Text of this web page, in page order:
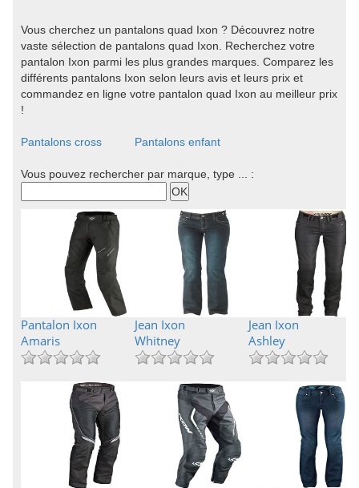
Vous cherchez un pantalons quad Ixon ? Découvrez notre
vaste sélection de pantalons quad Ixon. Recherchez votre
pantalon Ixon parmi les plus grandes marques. Comparez les
différents pantalons Ixon selon leurs avis et leurs prix et
commandez en ligne votre pantalon quad Ixon au meilleur prix
!
Pantalons cross Pantalons enfant
Vous pouvez rechercher par marque, type ... :
Pantalon Ixon
Amaris
Jean Ixon
Whitney
Jean Ixon
Ashley